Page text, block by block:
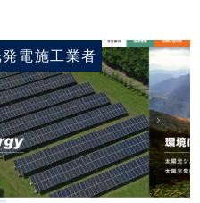
電施工業者